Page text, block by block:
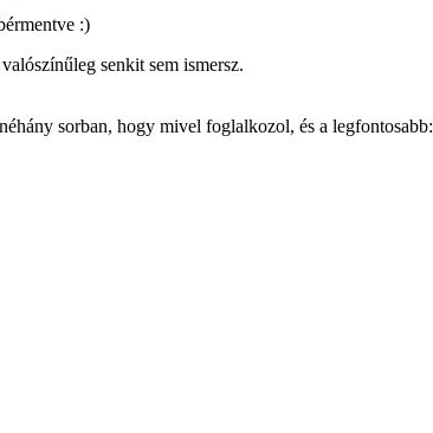
:)
senkit sem ismersz.
sorban, hogy mivel foglalkozol, és a legfontosabb: